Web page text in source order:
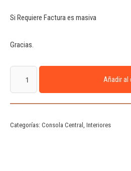
Si Requiere Factura es masiva
Gracias.
Añadir al
Categorías: Consola Central Interiores